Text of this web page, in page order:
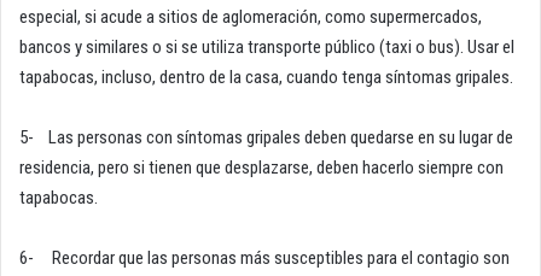
especial, si acude a sitios de aglomeración, como supermercados,
bancos y similares o si se utiliza transporte público (taxi o bus). Usar el
tapabocas, incluso, dentro de la casa, cuando tenga síntomas gripales.
5- Las personas con síntomas gripales deben quedarse en su lugar de
residencia, pero si tienen que desplazarse, deben hacerlo siempre con
tapabocas.
6- Recordar que las personas más susceptibles para el contagio son